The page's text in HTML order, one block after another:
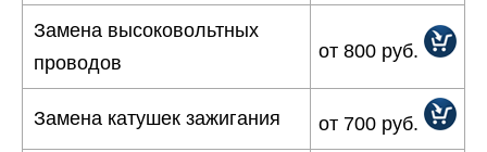
Замена высоковольтных
проводов
от 800 руб.
Замена катушек зажигания от 700 руб.